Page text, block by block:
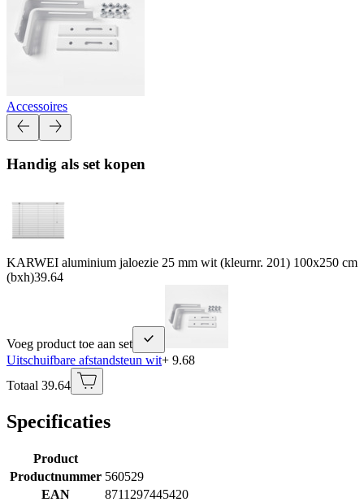
Accessoires
Handig als set kopen
KARWEI aluminium jaloezie 25 mm wit (kleurnr. 201) 100x250 cm
(bxh)39.64
Voeg product toe aan set
Uitschuifbare afstandsteun wit+ 9.68
Totaal 39.64
Specificaties
Product
Productnummer 560529
EAN
8711297445420